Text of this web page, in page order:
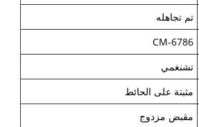
تم تجاهله
CM-6786
تشنغمي
مثبتة على الحائط
مقبض مزدوج